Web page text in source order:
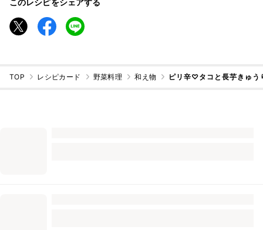
このレシピをシェアする
TOP レシピカード 野菜料理 和え物 ピリ辛♡タコと長芋きゅう